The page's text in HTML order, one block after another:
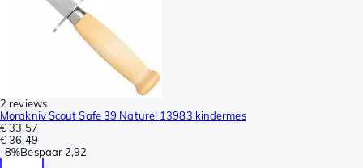
2 reviews
Morakniv Scout Safe 39 Naturel 13983 kindermes
€ 33,57
€ 36,49
-8%Bespaar 2,92